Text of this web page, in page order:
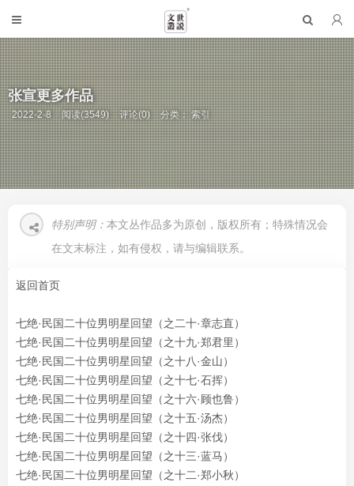
张宣更多作品
2022-2-8 阅读(3549) 评论(0) 分类：索引
特别声明： 本文丛作品多为原创，版权所有；特殊情况会
在文末标注，如有侵权，请与编辑联系。
返回首页
七绝·民国二十位男明星回望（之二十·章志直）
七绝·民国二十位男明星回望（之十九·郑君里）
七绝·民国二十位男明星回望（之十八·金山）
七绝·民国二十位男明星回望（之十七·石挥）
七绝·民国二十位男明星回望（之十六·顾也鲁）
七绝·民国二十位男明星回望（之十五·汤杰）
七绝·民国二十位男明星回望（之十四·张伐）
七绝·民国二十位男明星回望（之十三·蓝马）
七绝·民国二十位男明星回望（之十二·郑小秋）